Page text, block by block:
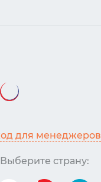
для менеджеров
Выберите страну: